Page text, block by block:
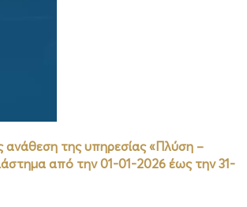
της υπηρεσίας «Πλύση –
από την 01-01-2026 έως την 31-